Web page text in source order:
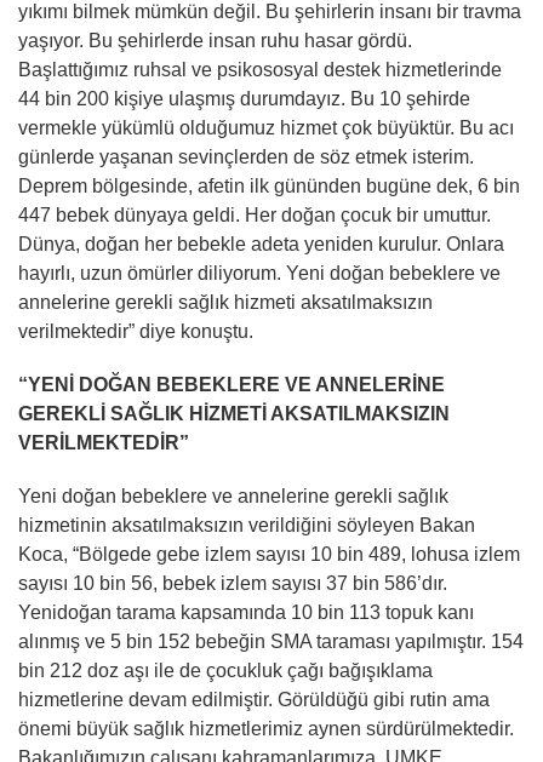
yıkımı bilmek mümkün değil. Bu şehirlerin insanı bir travma
yaşıyor. Bu şehirlerde insan ruhu hasar gördü.
Başlattığımız ruhsal ve psikososyal destek hizmetlerinde
44 bin 200 kişiye ulaşmış durumdayız. Bu 10 şehirde
vermekle yükümlü olduğumuz hizmet çok büyüktür. Bu acı
günlerde yaşanan sevinçlerden de söz etmek isterim.
Deprem bölgesinde, afetin ilk gününden bugüne dek, 6 bin
447 bebek dünyaya geldi. Her doğan çocuk bir umuttur.
Dünya, doğan her bebekle adeta yeniden kurulur. Onlara
hayırlı, uzun ömürler diliyorum. Yeni doğan bebeklere ve
annelerine gerekli sağlık hizmeti aksatılmaksızın
verilmektedir” diye konuştu.
“YENİ DOĞAN BEBEKLERE VE ANNELERİNE
GEREKLİ SAĞLIK HİZMETİ AKSATILMAKSIZIN
VERİLMEKTEDİR”
Yeni doğan bebeklere ve annelerine gerekli sağlık
hizmetinin aksatılmaksızın verildiğini söyleyen Bakan
Koca, “Bölgede gebe izlem sayısı 10 bin 489, lohusa izlem
sayısı 10 bin 56, bebek izlem sayısı 37 bin 586’dır.
Yenidoğan tarama kapsamında 10 bin 113 topuk kanı
alınmış ve 5 bin 152 bebeğin SMA taraması yapılmıştır. 154
bin 212 doz aşı ile de çocukluk çağı bağışıklama
hizmetlerine devam edilmiştir. Görüldüğü gibi rutin ama
önemi büyük sağlık hizmetlerimiz aynen sürdürülmektedir.